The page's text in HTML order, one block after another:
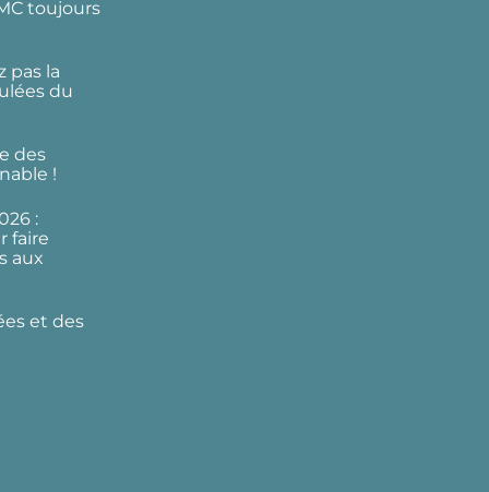
toujours
pas la
du
des
!
:
faire
aux
et des